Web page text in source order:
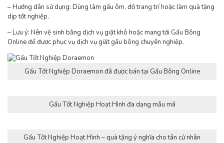
– Hướng dẫn sử dụng: Dùng làm gấu ôm, đồ trang trí hoặc làm quà tặng
dịp tốt nghiệp.
– Lưu ý: Nên vệ sinh bằng dịch vụ giặt khô hoặc mang tới Gấu Bông
Online để được phục vụ dịch vụ giặt gấu bông chuyên nghiệp.
Gấu Tốt Nghiệp Doraemon đã được bán tại Gấu Bông Online
Gấu Tốt Nghiệp Hoạt Hình đa dạng mẫu mã
Gấu Tốt Nghiệp Hoạt Hình – quà tặng ý nghĩa cho tân cử nhân